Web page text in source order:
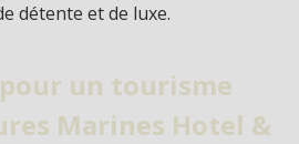
détente et de luxe.
un tourisme
Marines Hotel &